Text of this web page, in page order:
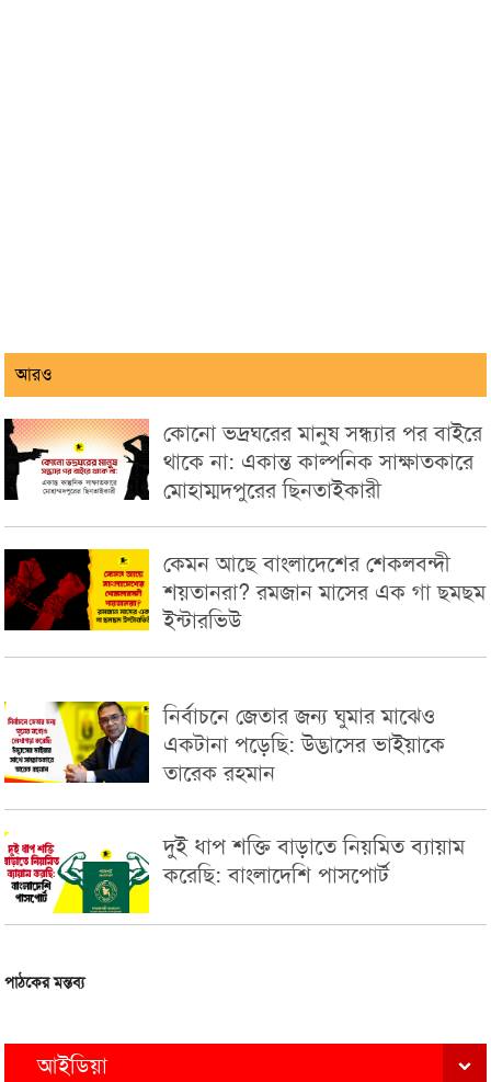
আরও
কোনো ভদ্রঘরের মানুষ সন্ধ্যার পর বাইরে
থাকে না: একান্ত কাল্পনিক সাক্ষাতকারে
মোহাম্মদপুরের ছিনতাইকারী
কেমন আছে বাংলাদেশের শেকলবন্দী
শয়তানরা? রমজান মাসের এক গা ছমছম
ইন্টারভিউ
নির্বাচনে জেতার জন্য ঘুমার মাঝেও
একটানা পড়েছি: উদ্ভাসের ভাইয়াকে
তারেক রহমান
দুই ধাপ শক্তি বাড়াতে নিয়মিত ব্যায়াম
করেছি: বাংলাদেশি পাসপোর্ট
পাঠকের মন্তব্য
আইডিয়া